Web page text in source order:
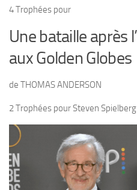
4 Trophées pour
Une bataille après
aux Golden Globes
de THOMAS ANDERSON
2 Trophées pour Steven Spielberg